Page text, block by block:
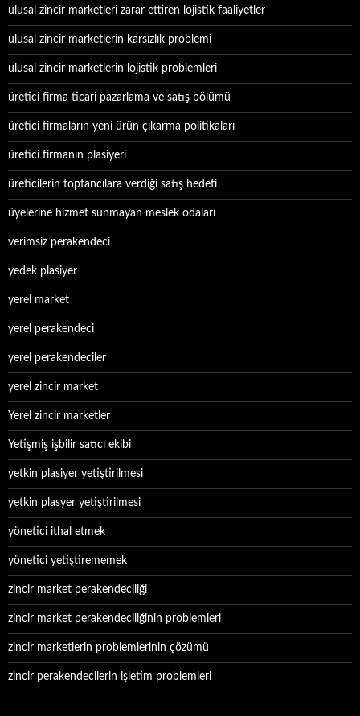
ulusal zincir marketleri zarar ettiren lojistik faaliyetler
ulusal zincir marketlerin karsızlık problemi
ulusal zincir marketlerin lojistik problemleri
üretici firma ticari pazarlama ve satış bölümü
üretici firmaların yeni ürün çıkarma politikaları
üretici firmanın plasiyeri
üreticilerin toptancılara verdiği satış hedefi
üyelerine hizmet sunmayan meslek odaları
verimsiz perakendeci
yedek plasiyer
yerel market
yerel perakendeci
yerel perakendeciler
yerel zincir market
Yerel zincir marketler
Yetişmiş işbilir satıcı ekibi
yetkin plasiyer yetiştirilmesi
yetkin plasyer yetiştirilmesi
yönetici ithal etmek
yönetici yetiştirememek
zincir market perakendeciliği
zincir market perakendeciliğinin problemleri
zincir marketlerin problemlerinin çözümü
zincir perakendecilerin işletim problemleri